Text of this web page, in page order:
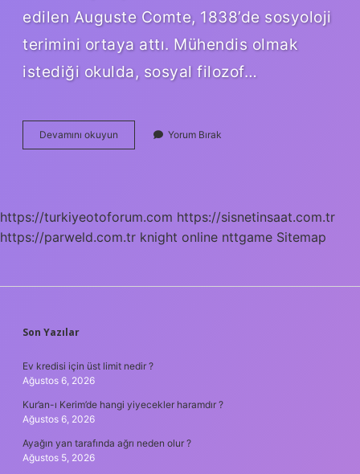
edilen Auguste Comte, 1838’de sosyoloji
terimini ortaya attı. Mühendis olmak
istediği okulda, sosyal filozof…
Devamını okuyun Sosyolojinin
Ilk
Yorum Bırak
https://turkiyeotoforum.com https://sisnetinsaat.com.tr
https://parweld.com.tr knight online nttgame Sitemap
SIDEBAR
Son Yazılar
Ev kredisi için üst limit nedir ?
Ağustos 6, 2026
Kur’an-ı Kerim’de hangi yiyecekler haramdır ?
Ağustos 6, 2026
Ayağın yan tarafında ağrı neden olur ?
Ağustos 5, 2026